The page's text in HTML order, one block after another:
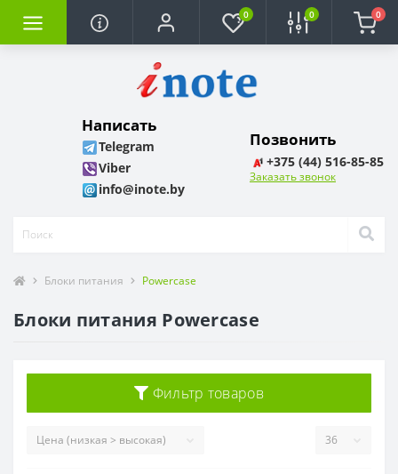
0 0 0
Написать
Telegram
Viber
info@inote.by
Позвонить
+375 (44) 516-85-85
Заказать звонок
Блоки питания Powercase
Блоки питания Powercase
Фильтр товаров